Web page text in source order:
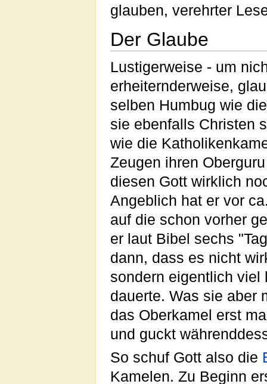
glauben, verehrter
Der Glaube
Lustigerweise - um
erheiternderweise,
selben Humbug wie
sie ebenfalls Christen
wie die
Zeugen ihren
diesen Gott wirklich
Angeblich hat er vor
auf die schon vorher
er laut Bibel sechs
dann, dass es nicht
sondern eigentlich viel
dauerte. Was sie aber
das Oberkamel erst
und guckt
So schuf Gott also die
Kamelen. Zu Beginn